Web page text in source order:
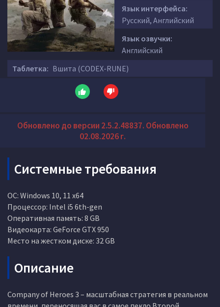
Язык интерфейса:
Русский, Английский
Язык озвучки:
Английский
Таблетка: Вшита (CODEX-RUNE)
Обновлено до версии 2.5.2.48837. Обновлено
02.08.2026 г.
Системные требования
ОС: Windows 10, 11 x64
Процессор: Intel i5 6th-gen
Оперативная память: 8 GB
Видеокарта: GeForce GTX 950
Место на жестком диске: 32 GB
Описание
Company of Heroes 3 – масштабная стратегия в реальном